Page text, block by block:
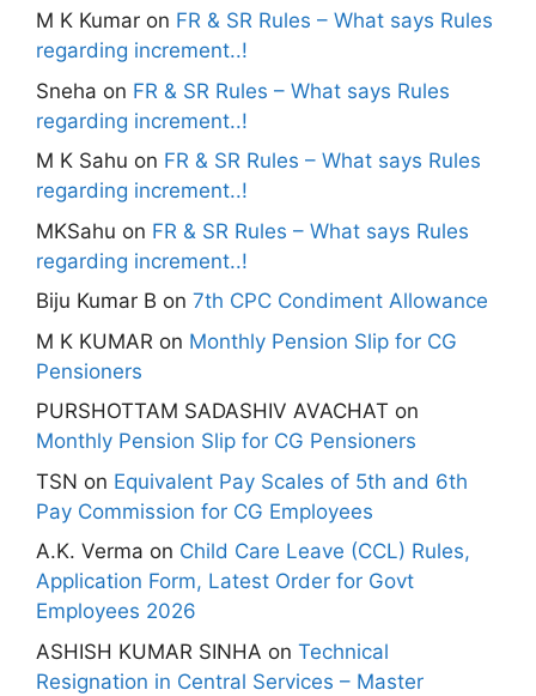
M K Kumar on FR & SR Rules – What says Rules
regarding increment..!
Sneha on FR & SR Rules – What says Rules
regarding increment..!
M K Sahu on FR & SR Rules – What says Rules
regarding increment..!
MKSahu on FR & SR Rules – What says Rules
regarding increment..!
Biju Kumar B on 7th CPC Condiment Allowance
M K KUMAR on Monthly Pension Slip for CG
Pensioners
PURSHOTTAM SADASHIV AVACHAT on
Monthly Pension Slip for CG Pensioners
TSN on Equivalent Pay Scales of 5th and 6th
Pay Commission for CG Employees
A.K. Verma on Child Care Leave (CCL) Rules,
Application Form, Latest Order for Govt
Employees 2026
ASHISH KUMAR SINHA on Technical
Resignation in Central Services – Master